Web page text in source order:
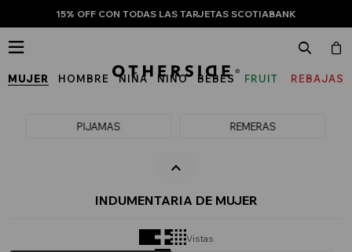
15% OFF CON TODAS LAS TARJETAS SCOTIABANK
MUJER HOMBRE NIÑA NIÑO BEBÉS
FRUIT
THE
REBAJAS

PIJAMAS REMERAS
INDUMENTARIA DE MUJER
Vistas